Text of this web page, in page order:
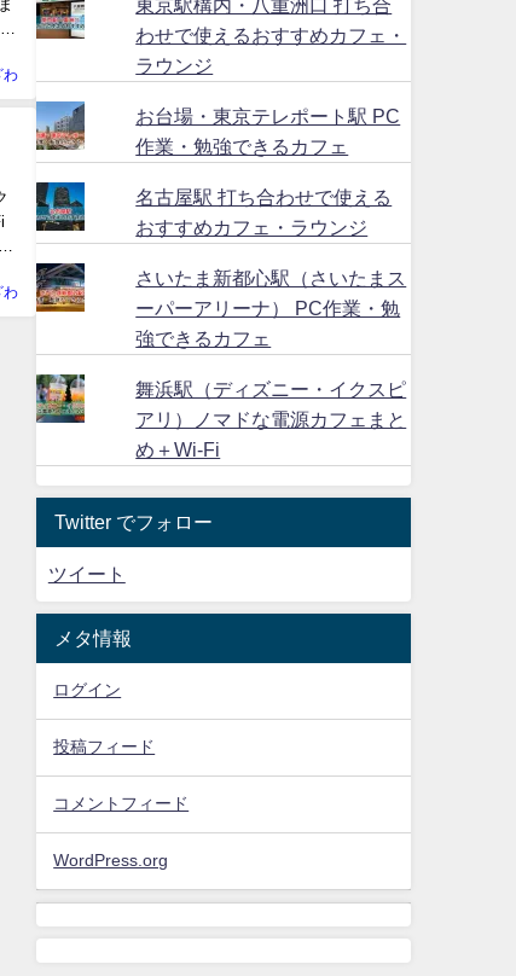
わ
わ
東京駅構内・八重洲口 打ち合
わせで使えるおすすめカフェ・
ラウンジ
お台場・東京テレポート駅 PC
作業・勉強できるカフェ
名古屋駅 打ち合わせで使える
おすすめカフェ・ラウンジ
さいたま新都心駅（さいたまス
ーパーアリーナ） PC作業・勉
強できるカフェ
舞浜駅（ディズニー・イクスピ
アリ）ノマドな電源カフェまと
め＋Wi-Fi
Twitter でフォロー
ツイート
メタ情報
ログイン
投稿フィード
コメントフィード
WordPress.org